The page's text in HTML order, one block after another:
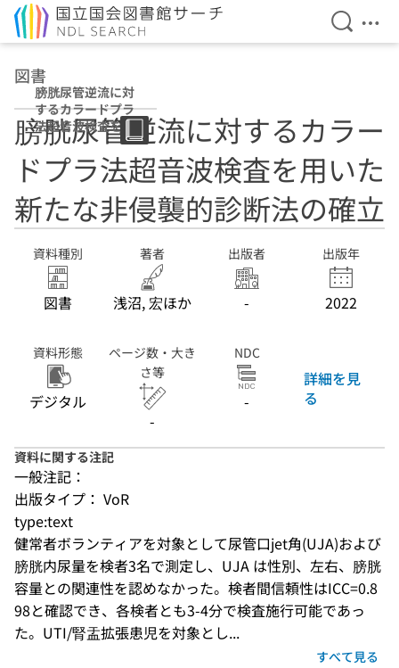
検索を
メ
図書
膀胱尿管逆流に対
するカラードプラ
法超音波検査を用
いた新たな非侵襲
的診断法の確立
膀胱尿管逆流に対するカラー
ドプラ法超音波検査を用いた
新たな非侵襲的診断法の確立
資料種別
図書
著者
浅沼, 宏ほか
出版者
-
出版年
2022
資料形態
デジタル
ページ数・大き
さ等
-
NDC
-
詳細を見
る
資料に関する注記
一般注記：
出版タイプ： VoR
type:text
健常者ボランティアを対象として尿管口jet角(UJA)および
膀胱内尿量を検者3名で測定し、UJA は性別、左右、膀胱
容量との関連性を認めなかった。検者間信頼性はICC=0.8
98と確認でき、各検者とも3-4分で検査施行可能であっ
た。UTI/腎盂拡張患児を対象とし...
すべて見る